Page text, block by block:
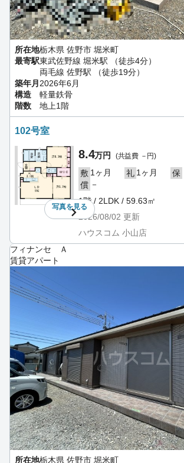
所在地栃木県 佐野市 堀米町
最寄駅東武佐野線 堀米駅 （徒歩4分）
両毛線 佐野駅 （徒歩19分）
築年月2026年6月
構造
軽量鉄骨
階数
地上1階
102号室
写真を見る
8.4万円 (共益費 －円)
敷 1ヶ月 礼 1ヶ月 保
償 －
1階 / 2LDK / 59.63㎡
2026/08/02 更新
ハウスコム 小山店
フィナンセ Ａ
賃貸アパート
所在地栃木県 佐野市 堀米町